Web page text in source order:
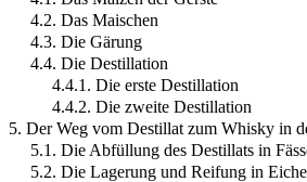
4.2. Das Maischen
4.3. Die Gärung
4.4. Die Destillation
4.4.1. Die erste Destillation
4.4.2. Die zweite Destillation
5. Der Weg vom Destillat zum Whisky in
5.1. Die Abfüllung des Destillats in
5.2. Die Lagerung und Reifung in